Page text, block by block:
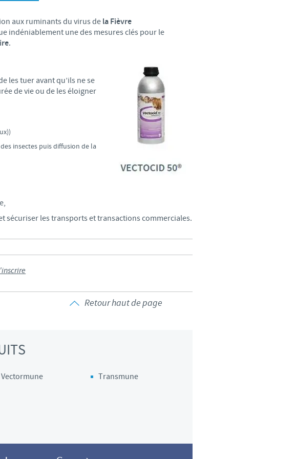
Thailand
Turkey
United Kingdom
varient d'un pays à un autre. En
sur lequel vous entrez pourraient ne pas être
aux ruminants du virus de la Fièvre
indéniablement une des mesures clés pour le
.
les tuer avant qu’ils ne se
de vie ou de les éloigner
insectes puis diffusion de la
sécuriser les transports et transactions commerciales.
Retour haut de page
Vectormune Transmune